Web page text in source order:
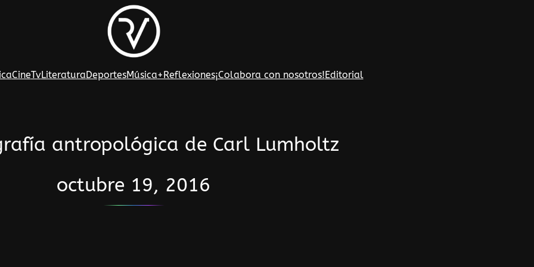
CineTvLiteraturaDeportesMúsica+Reflexiones¡Colabora con nosotros!Editorial
antropológica de Carl Lumholtz
octubre 19, 2016